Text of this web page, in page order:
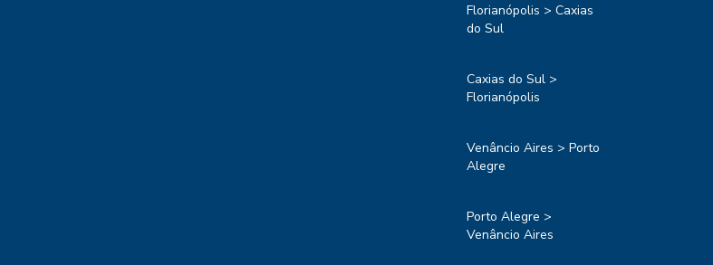
Florianópolis > Caxias
do Sul
Caxias do Sul >
Florianópolis
Venâncio Aires > Porto
Alegre
Porto Alegre >
Venâncio Aires